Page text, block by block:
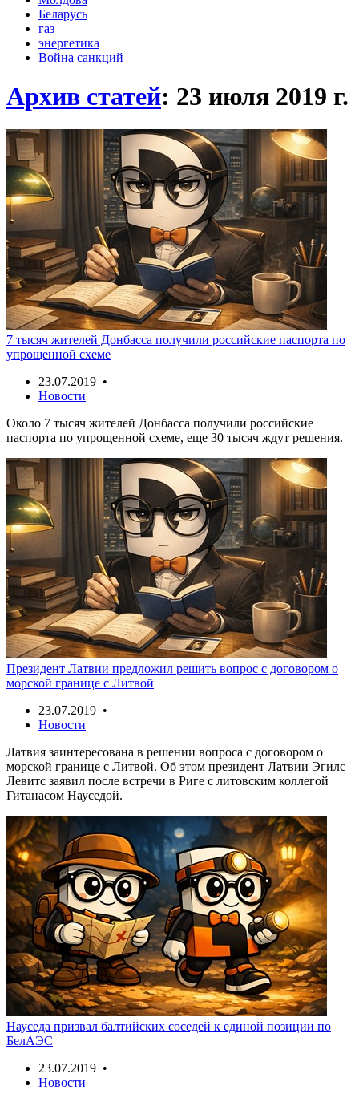
Беларусь
газ
энергетика
Война санкций
Архив статей: 23 июля 2019 г.
7 тысяч жителей Донбасса получили российские паспорта по
упрощенной схеме
23.07.2019 •
Новости
Около 7 тысяч жителей Донбасса получили российские
паспорта по упрощенной схеме, еще 30 тысяч ждут решения.
Президент Латвии предложил решить вопрос с договором о
морской границе с Литвой
23.07.2019 •
Новости
Латвия заинтересована в решении вопроса с договором о
морской границе с Литвой. Об этом президент Латвии Эгилс
Левитс заявил после встречи в Риге с литовским коллегой
Гитанасом Науседой.
Науседа призвал балтийских соседей к единой позиции по
БелАЭС
23.07.2019 •
Новости